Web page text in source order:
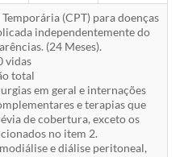
(CPT) para doenças
independentemente do
(24 Meses).
vidas
total
em geral e internações
e terapias que
de cobertura, exceto os
no item 2.
e diálise peritoneal,